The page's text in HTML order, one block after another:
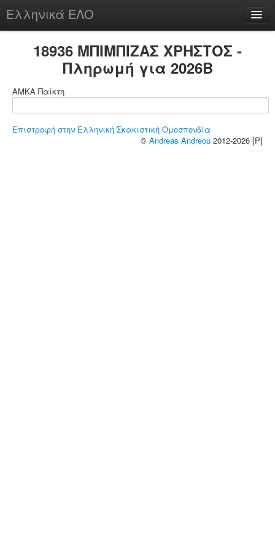
Ελληνικά ΕΛΟ
chesstu.be @ discord
18936 ΜΠΙΜΠΙΖΑΣ ΧΡΗΣΤΟΣ -
Πληρωμή για 2026B
ΑΜΚΑ Παίκτη
Επιστροφή στην Ελληνική Σκακιστική Ομοσπονδία
© Andreas Andreou 2012-2026 [P]